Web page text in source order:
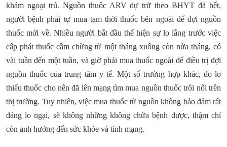
khám ngoại trú. Nguồn thuốc ARV dự trữ theo BHYT đã hết,
người bệnh phải tự mua tạm thời thuốc bên ngoài để đợi nguồn
thuốc mới về. Nhiều người bắt đầu thể hiện sự lo lắng trước việc
cấp phát thuốc cầm chừng từ một tháng xuống còn nửa tháng, có
vài tuần đến một tuần, và giờ phải mua thuốc ngoài để điều trị đợi
nguồn thuốc của trung tâm y tế. Một số trường hợp khác, do lo
thiếu thuốc cho nên đã lên mạng tìm mua nguồn thuốc trôi nổi trên
thị trường. Tuy nhiên, việc mua thuốc từ nguồn không bảo đảm rất
đáng lo ngại, sẽ không những không chữa bệnh được, thậm chí
còn ảnh hưởng đến sức khỏe và tính mạng.